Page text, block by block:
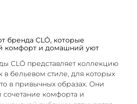
бренда CLÓ, которые
комфорт и домашний уют
CLÓ представляет коллекцию
бельевом стиле, для которых
в привычных образах. Они
комфорта и